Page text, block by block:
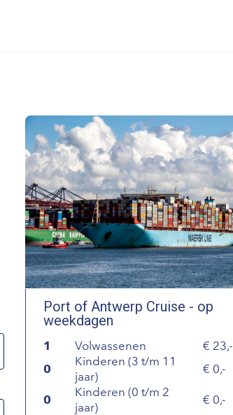
Port of Antwerp Cruise - op
weekdagen
1 Volwassenen
23,-
0
Kinderen (3 t/m 11
jaar)
0,-
0
Kinderen (0 t/m 2
jaar)
0,-